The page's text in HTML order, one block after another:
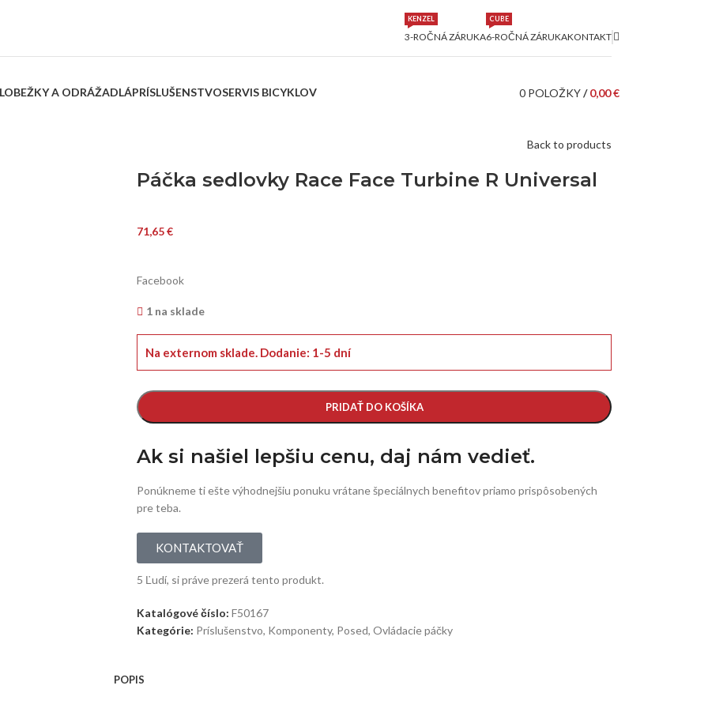
3-ROČNÁ ZÁRUKA
KENZEL
6-ROČNÁ ZÁRUKA
CUBE
KONTAKT
A ODRÁŽADLÁPRÍSLUŠENSTVOSERVIS BICYKLOV 0 POLOŽKY/ 0,00€
Back to products
Páčka sedlovky Race Face Turbine R Universal
71,65€
Facebook
1 na sklade
Na externom sklade. Dodanie: 1-5 dní
PRIDAŤ DO KOŠÍKA
Ak si našiel lepšiu cenu, daj nám vedieť.
Ponúkneme ti ešte výhodnejšiu ponuku vrátane špeciálnych benefitov priamo prispôsobených
pre teba.
KONTAKTOVAŤ
5 Ľudí, si práve prezerá tento produkt.
Katalógové číslo: F50167
Kategórie: Príslušenstvo, Komponenty, Posed, Ovládacie páčky
POPIS